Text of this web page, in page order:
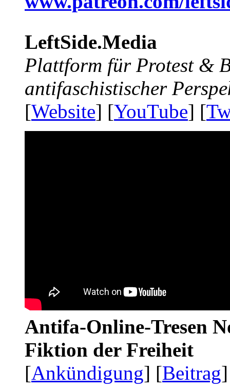
LeftSide.Media
Plattform für Protest &
antifaschistischer
[Website] [YouTube] [
Antifa-Online-Tresen
Fiktion der Freiheit
[Ankündigung] [Beitrag